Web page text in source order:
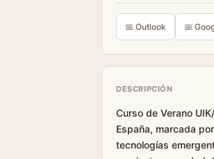
📅 Outlook 📅
DESCRIPCIÓN
Curso de Verano
España, marcada
tecnologías